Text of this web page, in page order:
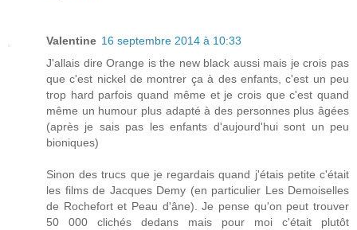
Valentine 16 septembre 2014 à 10:33
J'allais dire Orange is the new black aussi mais je crois pas
que c'est nickel de montrer ça à des enfants, c'est un peu
trop hard parfois quand même et je crois que c'est quand
même un humour plus adapté à des personnes plus âgées
(après je sais pas les enfants d'aujourd'hui sont un peu
bioniques)
Sinon des trucs que je regardais quand j'étais petite c'était
les films de Jacques Demy (en particulier Les Demoiselles
de Rochefort et Peau d'âne). Je pense qu'on peut trouver
50 000 clichés dedans mais pour moi c'était plutôt